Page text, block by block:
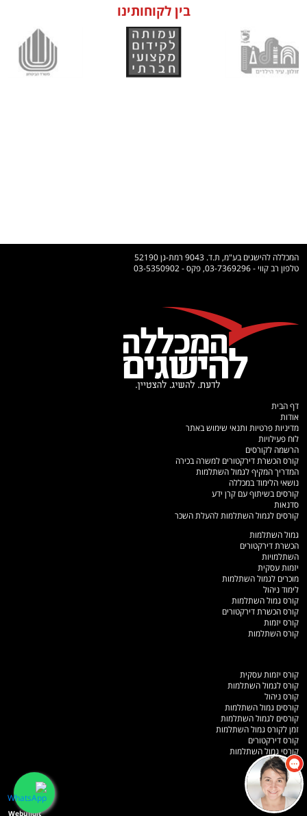
בין לקוחותינו
המכללה להישגים בע"מ, ת.ד. 9043 רמת-גן 52190
טלפון רב קווי - 03-7369296, פקס - 03-5350902
דף הבית
אודות
מדיניות פרטיות ותנאי שימוש באתר
לוח פעילויות
הרשמה לקורסים
קורס הכשרת דירקטורים למשרה בכירה
המדריך המקיף לגמול השתלמות
נושאי הלימוד במכללה
קורסים בשיתוף עם קרן ידע
סדנאות
קורסים לגמול השתלמות להעלת השכר
גמול השתלמות
הכשרת דירקטורים
השתלמויות
יזמות עסקית
מוכרים לגמול השתלמות
לימוד ניהול
קורס גמול השתלמות
קורס הכשרת דירקטורים
קורס יזמות
קורס השתלמות
קורס יזמות עסקית
קורס לגמול השתלמות
קורס ניהול
קורסים גמול השתלמות
קורסים לגמול השתלמות
זמן לקורס גמול השתלמות
קורס דירקטורים
קורסי גמול השתלמות
מפת אתר
תלמידים כותבים
Webuildit